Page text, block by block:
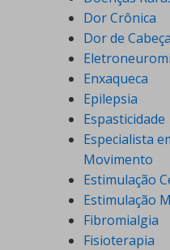
Dor Crônica
Dor de Cabeça
Enxaqueca
Epilepsia
Espasticidade
Especialista
Movimento
Estimulação
Estimulação
Fibromialgia
Fisioterapia